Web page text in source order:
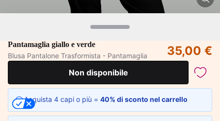
Pantamaglia giallo e verde
Blusa Pantalone Trasformista - Pantamaglia
35,00 €
Non disponibile
Acquista 4 capi o più = 40% di sconto nel carrello